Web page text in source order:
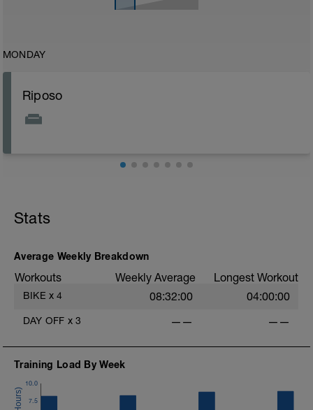
MONDAY
Riposo
Stats
Average Weekly Breakdown
Workouts Weekly Average Longest Workout
BIKE x 4 08:32:00 04:00:00
DAY OFF x 3 —— ——
Training Load By Week
7.5
10.0